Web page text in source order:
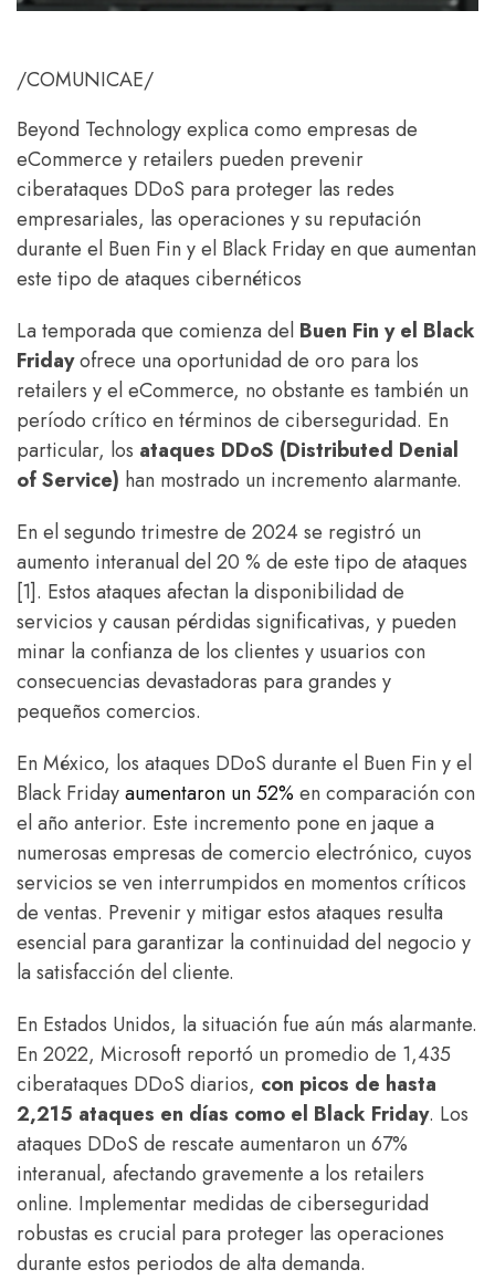
/COMUNICAE/
Beyond Technology explica como empresas de
eCommerce y retailers pueden prevenir
ciberataques DDoS para proteger las redes
empresariales, las operaciones y su reputación
durante el Buen Fin y el Black Friday en que aumentan
este tipo de ataques cibernéticos
La temporada que comienza del Buen Fin y el Black
Fridayofrece una oportunidad de oro para los
retailers y el eCommerce, no obstante es también un
período crítico en términos de ciberseguridad. En
particular, los ataques DDoS (Distributed Denial
of Service) han mostrado un incremento alarmante.
En el segundo trimestre de 2024 se registró un
aumento interanual del 20 % de este tipo de ataques
[1]. Estos ataques afectan la disponibilidad de
servicios y causan pérdidas significativas, y pueden
minar la confianza de los clientes y usuarios con
consecuencias devastadoras para grandes y
pequeños comercios.
En México, los ataques DDoS durante el Buen Fin y el
Black Fridayaumentaron un 52% en comparación con
el año anterior. Este incremento pone en jaque a
numerosas empresas de comercio electrónico, cuyos
servicios se ven interrumpidos en momentos críticos
de ventas. Prevenir y mitigar estos ataques resulta
esencial para garantizar la continuidad del negocio y
la satisfacción del cliente.
En Estados Unidos, la situación fue aún más alarmante.
En 2022, Microsoft reportó un promedio de 1,435
ciberataques DDoS diarios, con picos de hasta
2,215 ataques en días como el Black Friday. Los
ataques DDoS de rescate aumentaron un 67%
interanual, afectando gravemente a los retailers
online. Implementar medidas de ciberseguridad
robustas es crucial para proteger las operaciones
durante estos periodos de alta demanda.